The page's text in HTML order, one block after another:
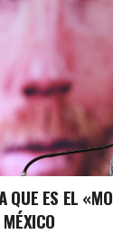
QUE ES EL